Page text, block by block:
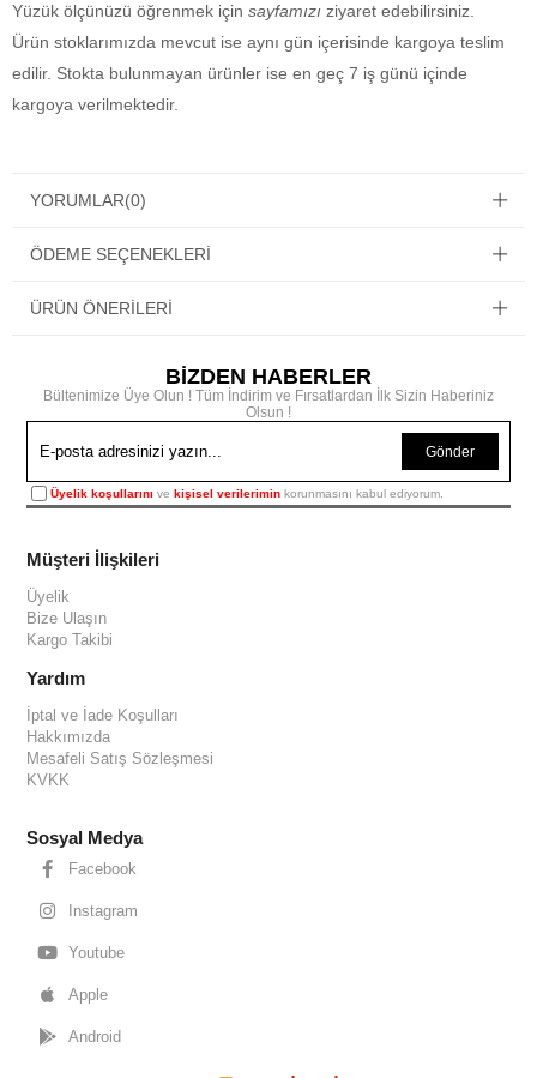
Yüzük ölçünüzü öğrenmek için sayfamızı ziyaret edebilirsiniz.
Ürün stoklarımızda mevcut ise aynı gün içerisinde kargoya teslim
edilir. Stokta bulunmayan ürünler ise en geç 7 iş günü içinde
kargoya verilmektedir.
YORUMLAR(0)
ÖDEME SEÇENEKLERI
ÜRÜN ÖNERILERI
BİZDEN HABERLER
Bültenimize Üye Olun ! Tüm İndirim ve Fırsatlardan İlk Sizin Haberiniz
Olsun !
Gönder
Üyelik koşullarını vekişisel verilerimin korunmasını kabul ediyorum.
Müşteri İlişkileri
Üyelik
Bize Ulaşın
Kargo Takibi
Yardım
İptal ve İade Koşulları
Hakkımızda
Mesafeli Satış Sözleşmesi
KVKK
Sosyal Medya
Facebook
Instagram
Youtube
Apple
Android